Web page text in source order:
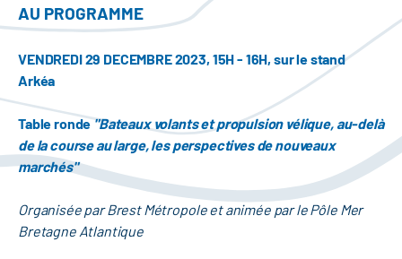
AU PROGRAMME
VENDREDI 29 DECEMBRE 2023, 15H - 16H, sur le stand
Arkéa
Table ronde"Bateaux volants et propulsion vélique, au-delà
de la course au large, les perspectives de nouveaux
marchés"
Organisée par Brest Métropole et animée par le Pôle Mer
Bretagne Atlantique